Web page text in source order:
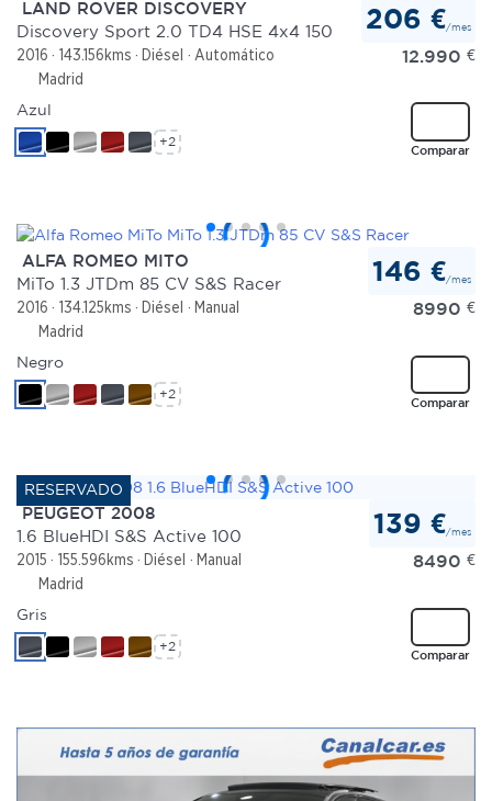
LAND ROVER DISCOVERY
Discovery Sport 2.0 TD4 HSE 4x4 150
2016 143.156kms Diésel
Automático
Madrid
206 €/mes
12.990 €
Comparar
Azul
+2
ALFA ROMEO MITO
MiTo 1.3 JTDm 85 CV S&S Racer
2016 134.125kms Diésel
Manual
Madrid
146 €/mes
8990 €
Comparar
Negro
+2
PEUGEOT 2008
1.6 BlueHDI S&S Active 100
2015 155.596kms Diésel
Manual
Madrid
139 €/mes
8490 €
Comparar
Gris
+2